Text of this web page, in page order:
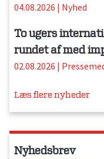
04.08.2026 | Nyhed
To ugers
rundet af med
02.08.2026 |
Læs flere nyheder
Nyhedsbrev